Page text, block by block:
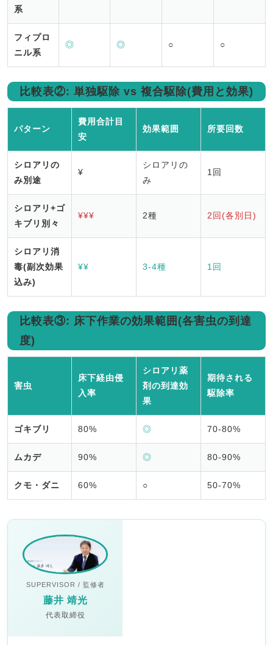
系
フィプロ
ニル系
◎ ◎ ○ ○
比較表②: 単独駆除 vs 複合駆除(費用と効果)
パターン
費用合計目
安
効果範囲 所要回数
シロアリの
み別途
¥
シロアリの
み
1回
シロアリ+ゴ
キブリ別々
¥¥¥ 2種 2回(各別日)
シロアリ消
毒(副次効果
込み)
¥¥ 3-4種 1回
比較表③: 床下作業の効果範囲(各害虫の到達
度)
害虫
床下経由侵
入率
シロアリ薬
剤の到達効
果
期待される
駆除率
ゴキブリ 80% ◎ 70-80%
ムカデ 90% ◎ 80-90%
クモ・ダニ 60% ○ 50-70%
SUPERVISOR / 監修者
藤井 靖光
代表取締役